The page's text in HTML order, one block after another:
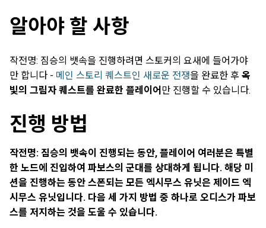
알아야 할 사항
작전명: 짐승의 뱃속을 진행하려면 스토커의 요새에 들어가야
만 합니다 - 메인 스토리 퀘스트인 새로운 전쟁을 완료한 후 옥
빛의 그림자 퀘스트를 완료한 플레이어 만 진행할 수 있습니다.
진행 방법
작전명: 짐승의 뱃속이 진행되는 동안, 플레이어 여러분은 특별
한 노드에 진입하여 파보스의 군대를 상대하게 됩니다. 해당 미
션을 진행하는 동안 스폰되는 모든 엑시무스 유닛은 제이드 엑
시무스 유닛입니다. 다음 세 가지 방법 중 하나로 오디스가 파보
스를 저지하는 것을 도울 수 있습니다.